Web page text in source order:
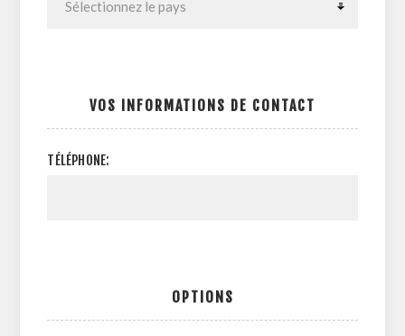
VOS INFORMATIONS DE CONTACT
TÉLÉPHONE:
OPTIONS